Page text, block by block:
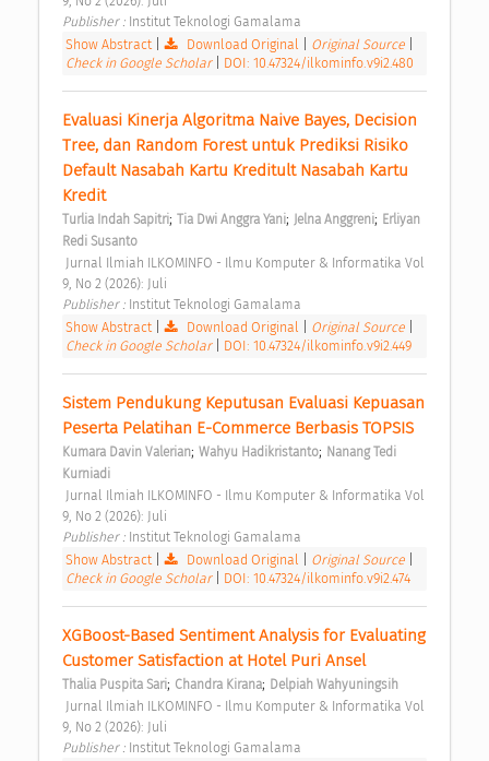
Publisher : Institut Teknologi Gamalama
Show Abstract| Download Original Original Source
Check in Google Scholar
DOI: 10.47324/ilkominfo.v9i2.480
Evaluasi Kinerja Algoritma Naive Bayes, Decision
Tree, dan Random Forest untuk Prediksi Risiko
Default Nasabah Kartu Kreditult Nasabah Kartu
Kredit
Turlia Indah Sapitri; Tia Dwi Anggra Yani; Jelna Anggreni; Erliyan
Redi Susanto
9, No 2 (2026): Juli
Publisher : Institut Teknologi Gamalama
Show Abstract| Download Original Original Source
Check in Google Scholar
DOI: 10.47324/ilkominfo.v9i2.449
Sistem Pendukung Keputusan Evaluasi Kepuasan
Peserta Pelatihan E-Commerce Berbasis TOPSIS
Kumara Davin Valerian; Wahyu Hadikristanto; Nanang Tedi
Kurniadi
9, No 2 (2026): Juli
Publisher : Institut Teknologi Gamalama
Show Abstract| Download Original Original Source
Check in Google Scholar
DOI: 10.47324/ilkominfo.v9i2.474
XGBoost-Based Sentiment Analysis for Evaluating
Customer Satisfaction at Hotel Puri Ansel
Thalia Puspita Sari; Chandra Kirana; Delpiah Wahyuningsih
9, No 2 (2026): Juli
Publisher : Institut Teknologi Gamalama